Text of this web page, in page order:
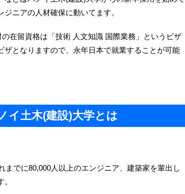
ニアの人材確保に動いてます。
在留資格は「技術 人文知識 国際業務」というビザ
ザとなりますので、永年日本で就業することが可能
イ土木(建設)大学とは